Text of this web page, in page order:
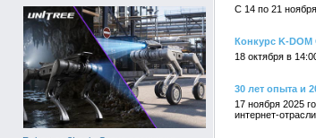
С 14 по 21
Конкурс K-
18 октября в
30 лет опыта и
17 ноября 2025
интернет-